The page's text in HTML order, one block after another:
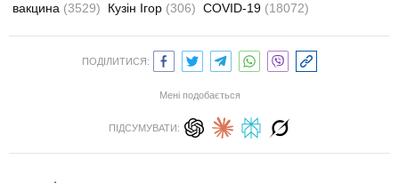
вакцина (3529) Кузін Ігор (306) COVID-19 (18072)
ПОДІЛИТИСЯ:
Мені подобається
ПІДСУМУВАТИ: